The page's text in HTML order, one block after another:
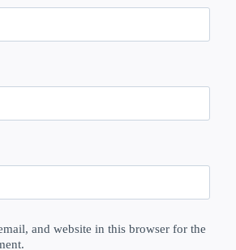
and website in this browser for the